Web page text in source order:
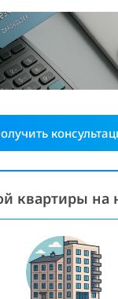
квартиры на